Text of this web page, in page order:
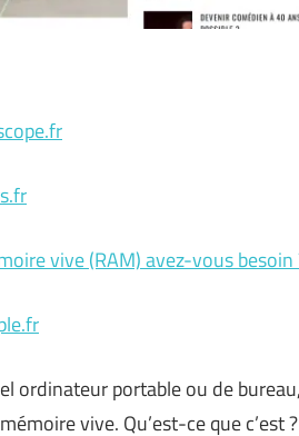
vive (RAM) avez-vous besoin
ordinateur portable ou de
vive. Qu’est-ce que